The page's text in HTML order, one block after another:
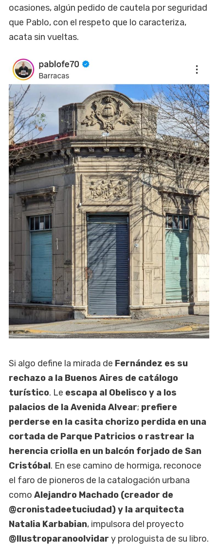
ocasiones, algún pedido de cautela por seguridad
que Pablo, con el respeto que lo caracteriza,
acata sin vueltas.
Si algo define la mirada de Fernández es su
rechazo a la Buenos Aires de catálogo
turístico. Le escapa al Obelisco y a los
palacios de la Avenida Alvear; prefiere
perderse en la casita chorizo perdida en una
cortada de Parque Patricios o rastrear la
herencia criolla en un balcón forjado de San
Cristóbal. En ese camino de hormiga, reconoce
el faro de pioneros de la catalogación urbana
como Alejandro Machado (creador de
@cronistadeetuciudad) y la arquitecta
Natalia Karbabian, impulsora del proyecto
@Ilustroparanoolvidar y prologuista de su libro.